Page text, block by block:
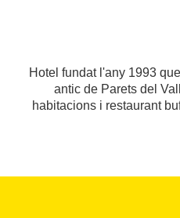
Hotel fundat l'any 1993
antic de Parets del
habitacions i restaurant